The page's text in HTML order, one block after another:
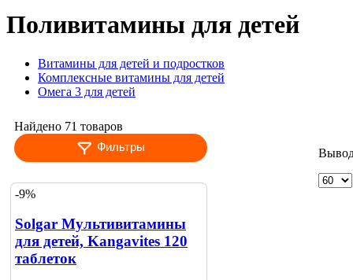
Поливитамины для детей
Витамины для детей и подростков
Комплексные витамины для детей
Омега 3 для детей
Найдено 71 товаров
Фильтры
-9%
Solgar Мультивитамины
для детей, Kangavites 120
таблеток